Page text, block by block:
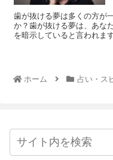
歯が抜ける夢は多くの方が
か？歯が抜ける夢は、あな
を暗示していると言われま
ホーム 占い・ス